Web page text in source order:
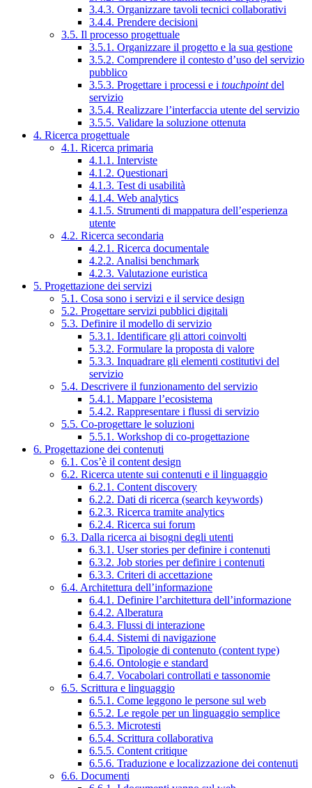
3.4.3. Organizzare tavoli tecnici collaborativi
3.4.4. Prendere decisioni
3.5. Il processo progettuale
3.5.1. Organizzare il progetto e la sua gestione
3.5.2. Comprendere il contesto d’uso del servizio
pubblico
3.5.3. Progettare i processi e i touchpointdel
servizio
3.5.4. Realizzare l’interfaccia utente del servizio
3.5.5. Validare la soluzione ottenuta
4. Ricerca progettuale
4.1. Ricerca primaria
4.1.1. Interviste
4.1.2. Questionari
4.1.3. Test di usabilità
4.1.4. Web analytics
4.1.5. Strumenti di mappatura dell’esperienza
utente
4.2. Ricerca secondaria
4.2.1. Ricerca documentale
4.2.2. Analisi benchmark
4.2.3. Valutazione euristica
5. Progettazione dei servizi
5.1. Cosa sono i servizi e il service design
5.2. Progettare servizi pubblici digitali
5.3. Definire il modello di servizio
5.3.1. Identificare gli attori coinvolti
5.3.2. Formulare la proposta di valore
5.3.3. Inquadrare gli elementi costitutivi del
servizio
5.4. Descrivere il funzionamento del servizio
5.4.1. Mappare l’ecosistema
5.4.2. Rappresentare i flussi di servizio
5.5. Co-progettare le soluzioni
5.5.1. Workshop di co-progettazione
6. Progettazione dei contenuti
6.1. Cos’è il content design
6.2. Ricerca utente sui contenuti e il linguaggio
6.2.1. Content discovery
6.2.2. Dati di ricerca (search keywords)
6.2.3. Ricerca tramite analytics
6.2.4. Ricerca sui forum
6.3. Dalla ricerca ai bisogni degli utenti
6.3.1. User stories per definire i contenuti
6.3.2. Job stories per definire i contenuti
6.3.3. Criteri di accettazione
6.4. Architettura dell’informazione
6.4.1. Definire l’architettura dell’informazione
6.4.2. Alberatura
6.4.3. Flussi di interazione
6.4.4. Sistemi di navigazione
6.4.5. Tipologie di contenuto (content type)
6.4.6. Ontologie e standard
6.4.7. Vocabolari controllati e tassonomie
6.5. Scrittura e linguaggio
6.5.1. Come leggono le persone sul web
6.5.2. Le regole per un linguaggio semplice
6.5.3. Microtesti
6.5.4. Scrittura collaborativa
6.5.5. Content critique
6.5.6. Traduzione e localizzazione dei contenuti
6.6. Documenti